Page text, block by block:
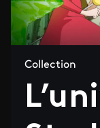
Collection